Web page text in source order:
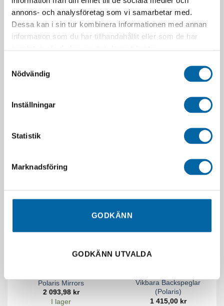
annons- och analysföretag som vi samarbetar med.
Dessa kan i sin tur kombinera informationen med annan
information som du har tillhandahållit eller som de har
Nödvändig
Inställningar
Statistik
Marknadsföring
GODKÄNN
GODKÄNN UTVALDA
1 750,68
Lynx/Ski-Doo Universal
arbetsdagar
Polaris Mirrors
2 093,98 kr
I lager
Vikbara Backspeglar
(Polaris)
1 415,00 kr